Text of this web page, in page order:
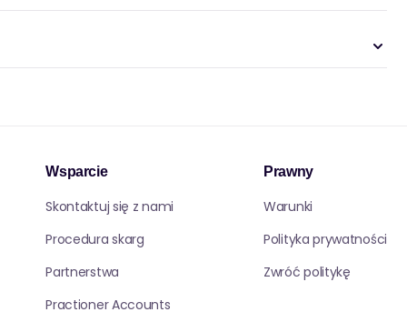
Wsparcie
Skontaktuj się z nami
Procedura skarg
Partnerstwa
Practioner Accounts
Prawny
Warunki
Polityka prywatności
Zwróć politykę